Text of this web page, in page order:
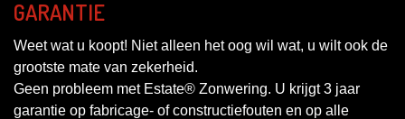
GARANTIE
Weet wat u koopt! Niet alleen het oog wil wat, u wilt ook de
grootste mate van zekerheid.
Geen probleem met Estate® Zonwering. U krijgt 3 jaar
garantie op fabricage- of constructiefouten en op alle